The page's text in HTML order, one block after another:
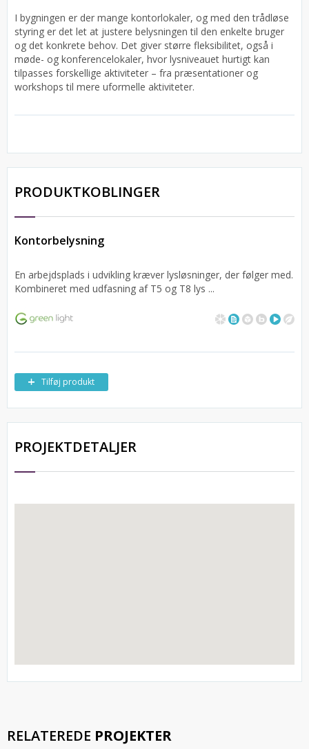
I bygningen er der mange kontorlokaler, og med den trådløse
styring er det let at justere belysningen til den enkelte bruger
og det konkrete behov. Det giver større fleksibilitet, også i
møde- og konferencelokaler, hvor lysniveauet hurtigt kan
tilpasses forskellige aktiviteter – fra præsentationer og
workshops til mere uformelle aktiviteter.
PRODUKTKOBLINGER
Kontorbelysning
En arbejdsplads i udvikling kræver lysløsninger, der følger med.
Kombineret med udfasning af T5 og T8 lys ...
Tilføj produkt
PROJEKTDETALJER
RELATEREDE PROJEKTER